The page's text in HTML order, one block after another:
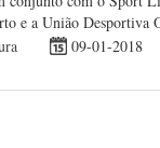
e a União Desportiva
09-01-2018